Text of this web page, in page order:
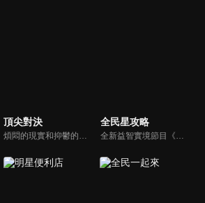
頂尖對決
煩悶的現實和抑鬱的社會，你需要的就是笑、大聲笑、開口笑，《頂尖對決》就要你笑到落ㄟ骸，最具綜藝實力的庹宗康，和喜感十足的納豆各自領軍對抗，藝人搞笑pk笑果十足，《頂尖對決》讓你忘掉一週煩惱！
全民星攻略
全新益智實境節目《全民星攻略》，由館長曾國城擔任把關者，考驗著每個來挑戰九宮格益智遊戲藝人明星。想要攻略九宮格關卡，透過創意聯想、邏輯推理、理想分析，才有機會獲取智慧星幣，帶走夢幻大獎。